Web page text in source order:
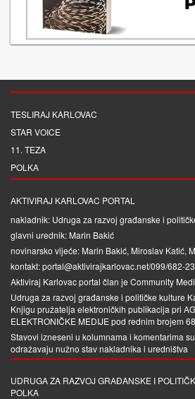
TESLIRAJ KARLOVAC
STAR VOICE
11. TEZA
POLKA
AKTIVIRAJ KARLOVAC PORTAL
nakladnik: Udruga za razvoj građanske i
glavni urednik: Marin Bakić
novinarsko vijeće: Marin Bakić, Miroslav Katić,
kontakt: portal@aktivirajkarlovac.net/099/682-
Aktiviraj Karlovac portal član je Community
Udruga za razvoj građanske i političke kulture
Knjigu pružatelja elektroničkih publikacija pri
ELEKTRONIČKE MEDIJEpod rednim brojem
Stavovi izneseni u kolumnama i komentarima
odražavaju nužno stav nakladnika i uredništva
UDRUGA ZA RAZVOJ GRAĐANSKE I
POLKA